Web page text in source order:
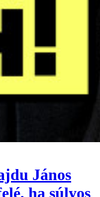
János
ha súlyos